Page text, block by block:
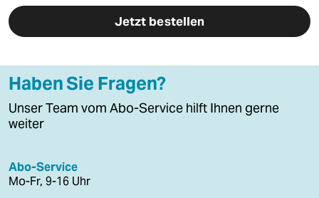
abo
epaper login
Jetzt bestellen
Haben Sie Fragen?
Unser Team vom Abo-Service hilft Ihnen gerne
weiter
Abo-Service
Mo-Fr, 9-16 Uhr